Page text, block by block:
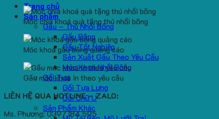
Trang chủ
Sản phẩm
Gấu – Thú Nhồi Bông
Gấu Bông
Gấu Tốt Nghiệp
Sản Xuất Gấu Theo Yêu Cầu
Móc Khoá Nhồi Bông
Gối Tựa
Gối Tựa Lưng
Gối Chữ U
Sản Phẩm Khác
Móc chìa khoá quà tặng thú nhồi bông
Móc khoá gấu bông quảng cáo
Gấu móc khoá in theo yêu cầu
LIÊN HỆ QUA HOTLINE – ZALO:
Ms. Phương: 0397.184.595